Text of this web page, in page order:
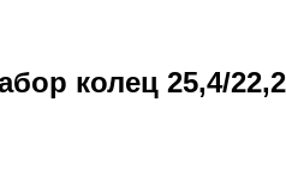
колец 25,4/